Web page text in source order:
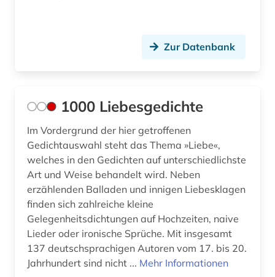
theaterintendant; theaterregisseur; dramatiker;
musiker; librettist (1)
bremen (1)
briefe (3)
briefsammlung (10)
britting (1)
brülow, kaspar | schriftsteller;
gymnasiallehrer; hochschullehrer; dramatiker;
Zur Datenbank
1000 Liebesgedichte
Im Vordergrund der hier getroffenen
Gedichtauswahl steht das Thema »Liebe«,
welches in den Gedichten auf unterschiedlichste
Art und Weise behandelt wird. Neben
erzählenden Balladen und innigen Liebesklagen
finden sich zahlreiche kleine
Gelegenheitsdichtungen auf Hochzeiten, naive
Lieder oder ironische Sprüche. Mit insgesamt
137 deutschsprachigen Autoren vom 17. bis 20.
Jahrhundert sind nicht ... Mehr Informationen